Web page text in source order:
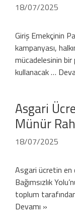
18/07/2025
Giriş Emekçinin
kampanyası,
mücadelesinin bir
kullanacak …
Asgari
Münür
18/07/2025
Asgari ücretin en
Bağımsızlık
toplum
Devamı »